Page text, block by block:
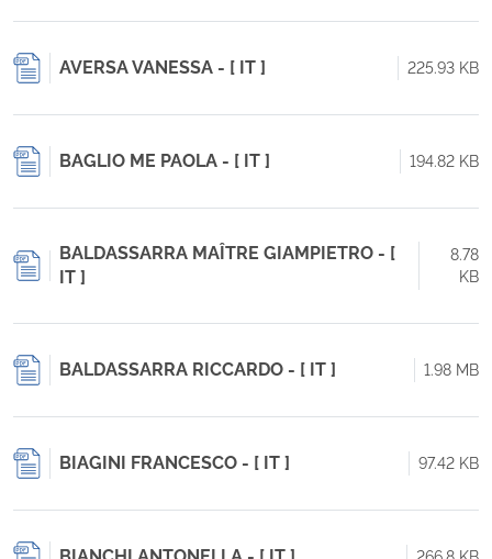
AVERSA VANESSA - [ IT ] 225.93 KB
BAGLIO ME PAOLA - [ IT ] 194.82 KB
BALDASSARRA MAÎTRE GIAMPIETRO - [
IT ]
8.78
KB
BALDASSARRA RICCARDO - [ IT ] 1.98 MB
BIAGINI FRANCESCO - [ IT ] 97.42 KB